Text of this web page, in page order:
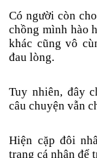
Có người còn
chồng mình hào
khác cũng vô
đau lòng.
Tuy nhiên, đây
câu chuyện vẫn
Hiện cặp đôi
trang cá nhân để